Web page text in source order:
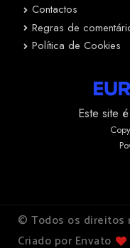
Contactos
Regras de
Política de Cookies
Este site
© Todos os direitos
Criado por Envato